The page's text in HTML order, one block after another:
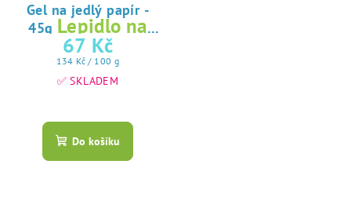
Gel na jedlý papír -
45g Lepidlo na
jedlý papír
67 Kč
Měrná
cena:
134 Kč / 100 g
✅ SKLADEM
hodnocení
produktu
Do košíku